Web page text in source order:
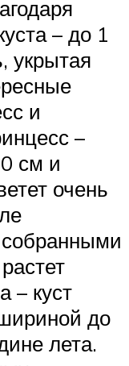
– до 1
укрытая
и
–
см и
очень
– куст
до
лета.